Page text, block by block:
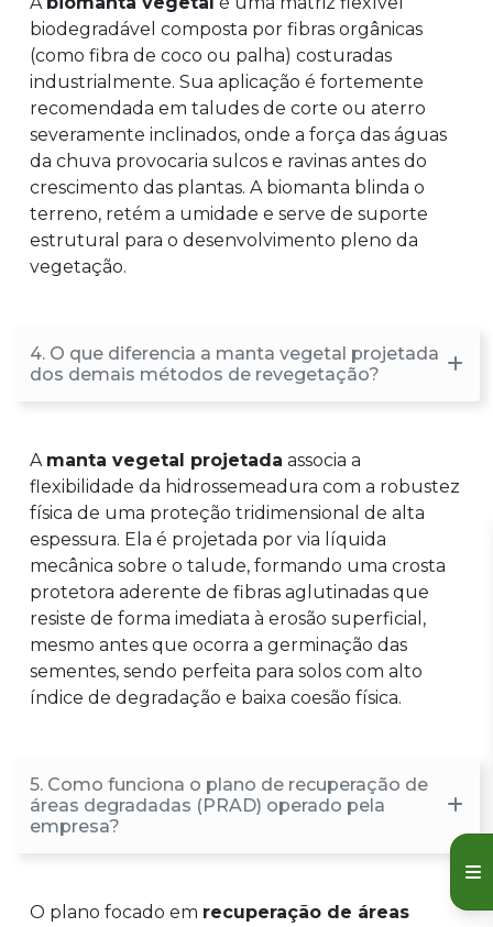
biodegradável composta por fibras orgânicas
(como fibra de coco ou palha) costuradas
industrialmente. Sua aplicação é fortemente
recomendada em taludes de corte ou aterro
severamente inclinados, onde a força das águas
da chuva provocaria sulcos e ravinas antes do
crescimento das plantas. A biomanta blinda o
terreno, retém a umidade e serve de suporte
estrutural para o desenvolvimento pleno da
vegetação.
4. O que diferencia a manta vegetal projetada
dos demais métodos de revegetação?
A manta vegetal projetada associa a
flexibilidade da hidrossemeadura com a robustez
física de uma proteção tridimensional de alta
espessura. Ela é projetada por via líquida
mecânica sobre o talude, formando uma crosta
protetora aderente de fibras aglutinadas que
resiste de forma imediata à erosão superficial,
mesmo antes que ocorra a germinação das
sementes, sendo perfeita para solos com alto
índice de degradação e baixa coesão física.
5. Como funciona o plano de recuperação de
áreas degradadas (PRAD) operado pela
empresa?
O plano focado em recuperação de áreas